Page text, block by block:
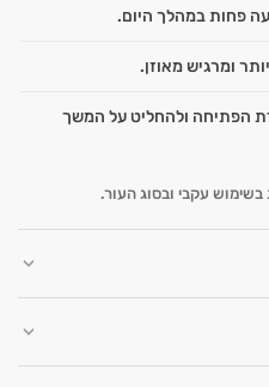
פחות במהלך היום.
ומרגיש מאוזן.
הפתיחה ולהחליט על המשך
עקבי ובסוג העור.